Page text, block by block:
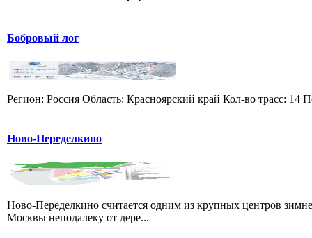
Бобровый лог
Регион: Россия Область: Красноярский край Кол-во трасс:
Ново-Переделкино
Ново-Переделкино считается одним из крупных центров
Москвы неподалеку от дере...